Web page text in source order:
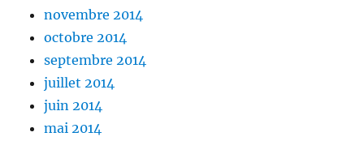
novembre 2014
octobre 2014
septembre 2014
juillet 2014
juin 2014
mai 2014